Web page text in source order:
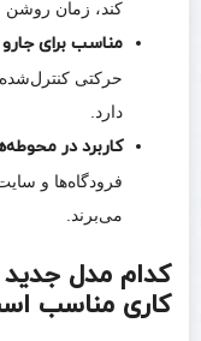
کند، زمان
مناسب برای
حرکتی
دارد.
کاربرد در
می‌برند.
کدام مدل
کاری مناسب